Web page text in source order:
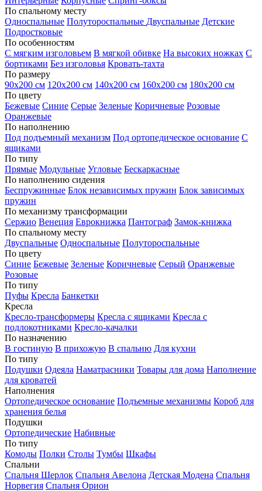
По спальному месту
Односпальные Полутороспальные Двуспальные Детские
Подростковые
По особенностям
С мягким изголовьем В мягкой обивке На высоких ножках С
бортиками Без изголовья Кровать-тахта
По размеру
90х200 см 120х200 см 140х200 см 160х200 см 180х200 см
По цвету
Бежевые Синие Серые Зеленые Коричневые Розовые
Оранжевые
По наполнению
Под подъемный механизм Под ортопедическое основание С
ящиками
По типу
Прямые Модульные Угловые Бескаркасные
По наполнению сидения
Беспружинные Блок независимых пружин Блок зависимых
пружин
По механизму трансформации
Сержио Венеция Еврокнижка Пантограф Замок-книжка
По спальному месту
Двуспальные Односпальные Полутороспальные
По цвету
Синие Бежевые Зеленые Коричневые Серый Оранжевые
Розовые
По типу
Пуфы Кресла Банкетки
Кресла
Кресло-трансформеры Кресла с ящиками Кресла с
подлокотниками Кресло-качалки
По назначению
В гостиную В прихожую В спальню Для кухни
По типу
Подушки Одеяла Наматрасники Товары для дома Наполнение
для кроватей
Наполнения
Ортопедическое основание Подъемные механизмы Короб для
хранения белья
Подушки
Ортопедические Набивные
По типу
Комоды Полки Столы Тумбы Шкафы
Спальни
Спальня Шерлок Спальня Авелона Детская Модена Спальня
Норвегия Спальня Орион